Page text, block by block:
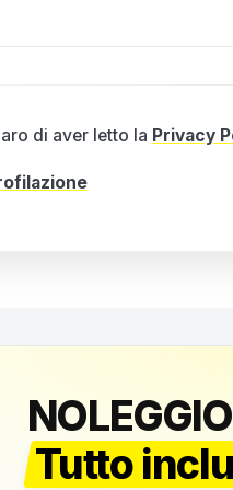
di aver letto la Privacy
Tutto